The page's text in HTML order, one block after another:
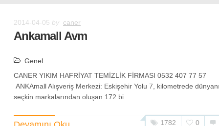
2014-04-05 by caner
Ankamall Avm
Genel
CANER YIKIM HAFRİYAT TEMİZLİK FİRMASI 0532 407 77 57
ANKAmall Alışveriş Merkezi: Eskişehir Yolu 7, kilometrede
seçkin markalarından oluşan 172 bi..
1782 0